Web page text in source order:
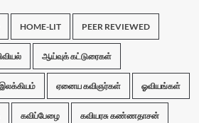
HOME-LIT PEER REVIEWED
ஆய்வுக் கட்டுரைகள்
ஏனைய கவிஞர்கள் ஓவியங்கள்
கவிப்பேழை கவியரசு கண்ணதாசன்